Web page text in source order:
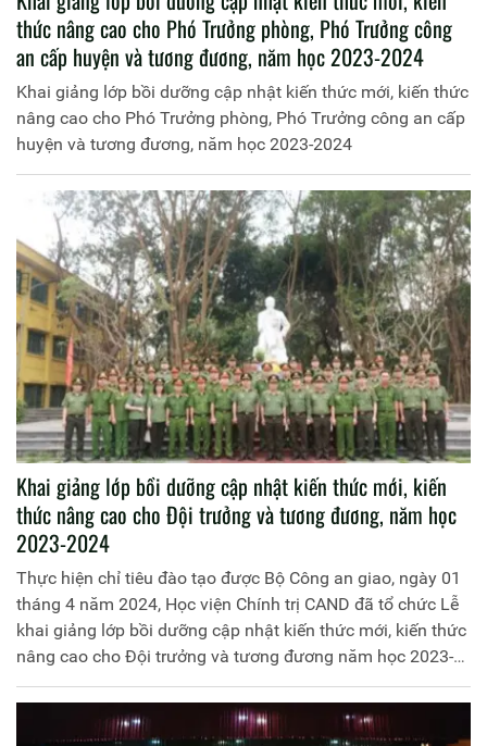
thức nâng cao cho Phó Trưởng phòng, Phó Trưởng công
an cấp huyện và tương đương, năm học 2023-2024
Khai giảng lớp bồi dưỡng cập nhật kiến thức mới, kiến thức
nâng cao cho Phó Trưởng phòng, Phó Trưởng công an cấp
huyện và tương đương, năm học 2023-2024
Khai giảng lớp bồi dưỡng cập nhật kiến thức mới, kiến
thức nâng cao cho Đội trưởng và tương đương, năm học
2023-2024
Thực hiện chỉ tiêu đào tạo được Bộ Công an giao, ngày 01
tháng 4 năm 2024, Học viện Chính trị CAND đã tổ chức Lễ
khai giảng lớp bồi dưỡng cập nhật kiến thức mới, kiến thức
nâng cao cho Đội trưởng và tương đương năm học 2023-
2024. Đồng chí Thiếu tướng, TS Nguyễn Như Lôi, Phó Bí
thư Đảng ủy, Phó Giám đốc Học viện chủ trì buổi lễ. Tham
dự buổi lễ có đại diện các đơn vị thuộc Học viện và toàn